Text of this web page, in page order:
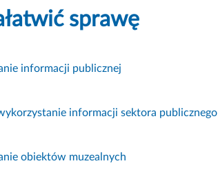
sprawę
informacji publicznej
informacji sektora publicznego
obiektów muzealnych